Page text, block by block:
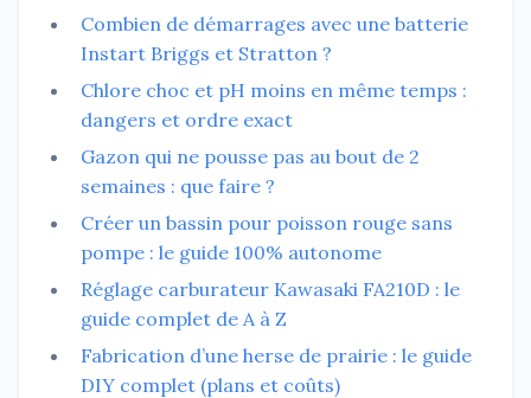
Combien de démarrages avec une batterie
Instart Briggs et Stratton ?
Chlore choc et pH moins en même temps :
dangers et ordre exact
Gazon qui ne pousse pas au bout de 2
semaines : que faire ?
Créer un bassin pour poisson rouge sans
pompe : le guide 100% autonome
Réglage carburateur Kawasaki FA210D : le
guide complet de A à Z
Fabrication d’une herse de prairie : le guide
DIY complet (plans et coûts)